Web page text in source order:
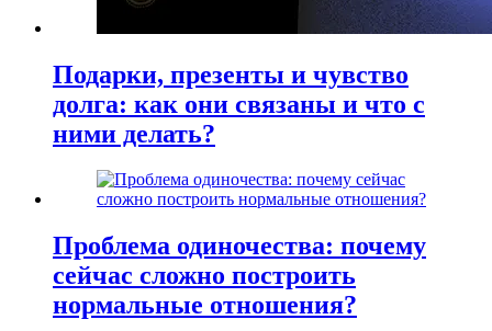
Подарки, презенты и чувство
долга: как они связаны и что с
ними делать?
Проблема одиночества: почему
сейчас сложно построить
нормальные отношения?